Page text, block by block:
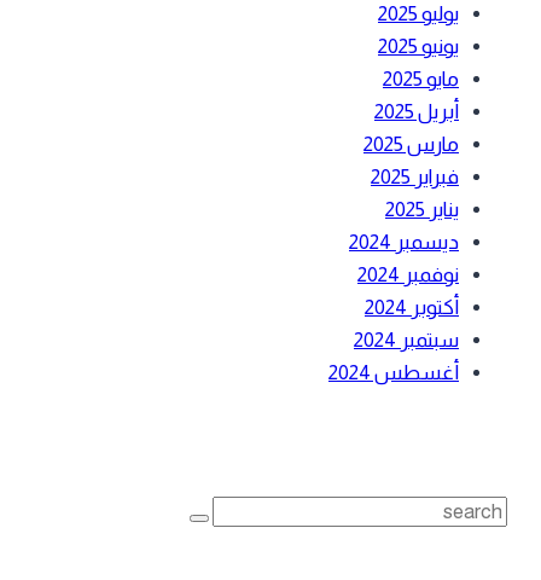
يوليو 2025
يونيو 2025
مايو 2025
أبريل 2025
مارس 2025
فبراير 2025
يناير 2025
ديسمبر 2024
نوفمبر 2024
أكتوبر 2024
سبتمبر 2024
أغسطس 2024
Search